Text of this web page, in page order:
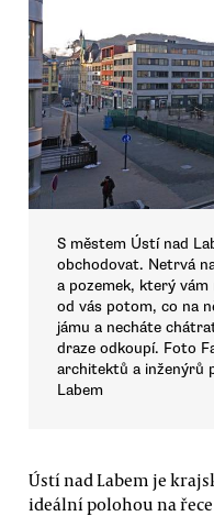
S městem Ústí nad
obchodovat. Netrvá
a pozemek, který
od vás potom, co na
jámu a necháte
draze odkoupí. Foto
architektů a inženýrů
Labem
Ústí nad Labem je
ideální polohou na